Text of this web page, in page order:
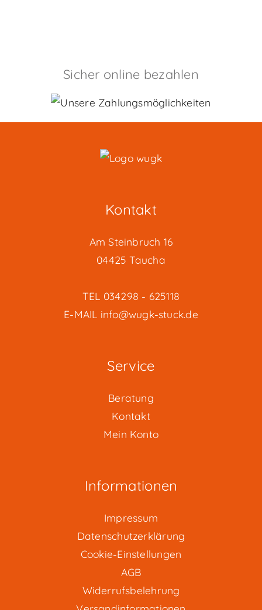
Sicher online bezahlen
Kontakt
Am Steinbruch 16
04425 Taucha
TEL 034298 - 625118
E-MAIL info@wugk-stuck.de
Service
Beratung
Kontakt
Mein Konto
Informationen
Impressum
Datenschutzerklärung
Cookie-Einstellungen
AGB
Widerrufsbelehrung